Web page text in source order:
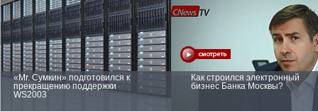
«Mr. Сумкин» подготовился к
прекращению поддержки
WS2003
Как строился электронный
бизнес Банка Москвы?